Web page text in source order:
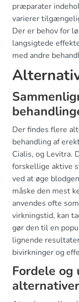
præparater
varierer
Der er behov for
langsigtede
med andre
Der findes flere
behandling af
Cialis, og Levitra.
forskellige aktive
ved at øge
måske den mest
anvendes ofte
virkningstid, kan
gør den til en
lignende
bivirkninger og
Fordele og
alternativer